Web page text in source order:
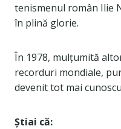
tenismenul român Ilie
în plină glorie.
În 1978, mulțumită
recorduri mondiale,
devenit tot mai
Știai că: